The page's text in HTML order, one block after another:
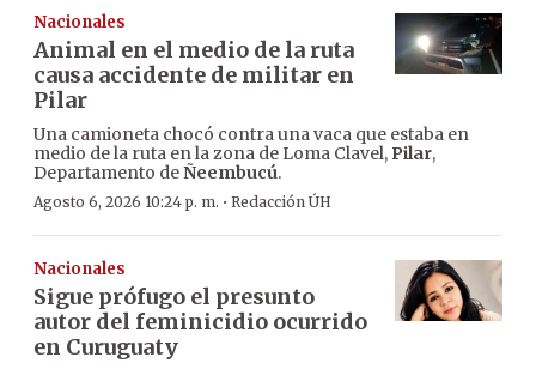
Nacionales
Animal en el medio de la ruta
causa accidente de militar en
Pilar
Una camioneta chocó contra una vaca que estaba en
medio de la ruta en la zona de Loma Clavel, Pilar,
Departamento deÑeembucú.
Agosto 6, 2026 10:24 p. m. · Redacción ÚH
Nacionales
Sigue prófugo el presunto
autor del feminicidio ocurrido
en Curuguaty